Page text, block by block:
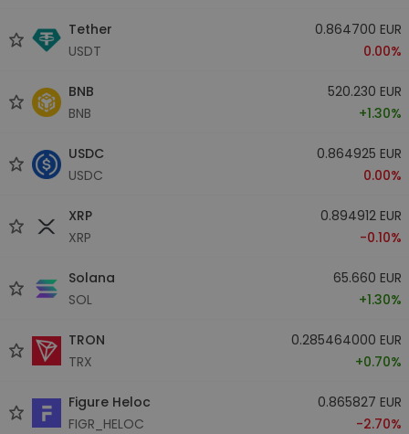
Tether
USDT
0.864700 EUR
0.00%
BNB
BNB
520.230 EUR
+1.30%
USDC
USDC
0.864925 EUR
0.00%
XRP
XRP
0.894912 EUR
-0.10%
Solana
SOL
65.660 EUR
+1.30%
TRON
TRX
0.285464000 EUR
+0.70%
Figure Heloc
FIGR_HELOC
0.865827 EUR
-2.70%